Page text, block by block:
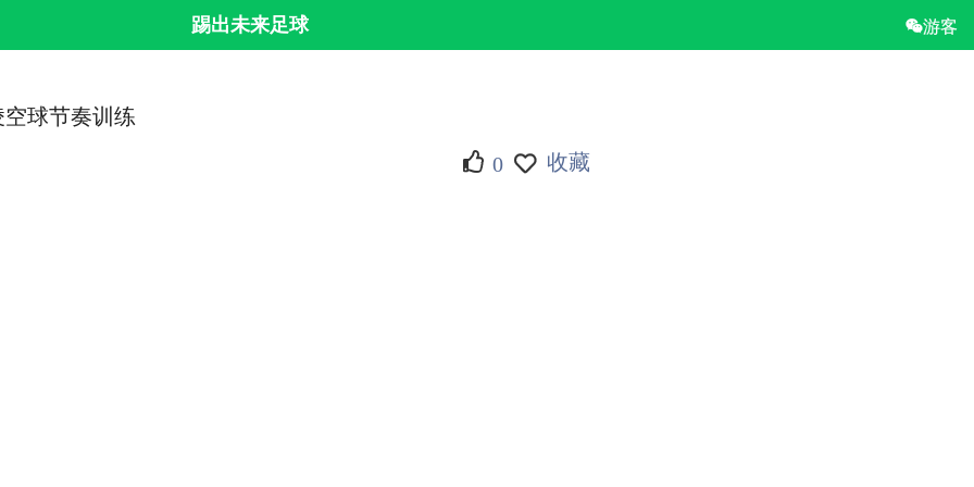
踢出未来足球 游客
球节奏训练
0 收藏